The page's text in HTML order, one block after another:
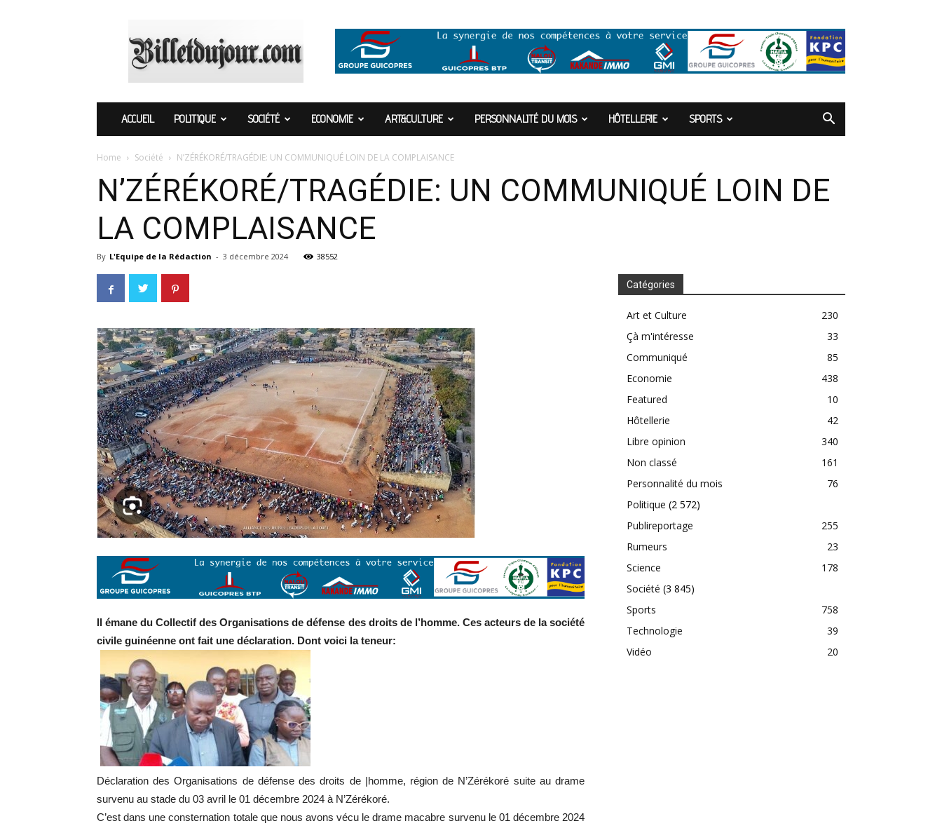
ACCUEIL POLITIQUE SOCIÉTÉ ECONOMIE ART&CULTURE PERSONNALITÉ DU MOIS HÔTELLERIE SPORTS
Home Société N’ZÉRÉKORÉ/TRAGÉDIE: UN COMMUNIQUÉ LOIN DE LA COMPLAISANCE
N’ZÉRÉKORÉ/TRAGÉDIE: UN COMMUNIQUÉ LOIN DE
LA COMPLAISANCE
By L'Equipe de la Rédaction - 3 décembre 2024 38552
Il émane du Collectif des Organisations de défense des droits de l’homme. Ces acteurs de la société
civile guinéenne ont fait une déclaration. Dont voici la teneur:
Déclaration des Organisations de défense des droits de |homme, région de N’Zérékoré suite au drame
survenu au stade du 03 avril le 01 décembre 2024 à N’Zérékoré.
C’est dans une consternation totale que nous avons vécu le drame macabre survenu le 01 décembre 2024
Catégories
Art et Culture
230
Çà m'intéresse
33
Communiqué
85
Economie
438
Featured
10
Hôtellerie
42
Libre opinion
340
Non classé
161
Personnalité du mois
76
Politique (2 572)
Publireportage
255
Rumeurs
23
Science
178
Société (3 845)
Sports
758
Technologie
39
Vidéo
20